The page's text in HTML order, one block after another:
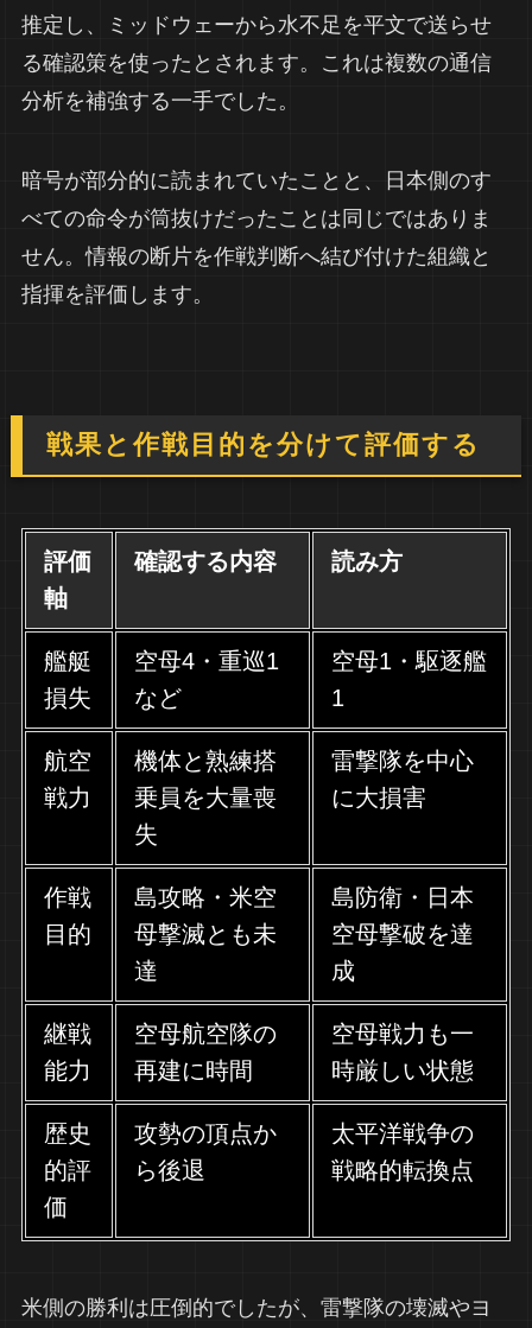
推定し、ミッドウェーから水不足を平文で送らせ
る確認策を使ったとされます。これは複数の通信
分析を補強する一手でした。
暗号が部分的に読まれていたことと、日本側のす
べての命令が筒抜けだったことは同じではありま
せん。情報の断片を作戦判断へ結び付けた組織と
指揮を評価します。
戦果と作戦目的を分けて評価する
評価
軸
確認する内容 読み方
艦艇
損失
空母4・重巡1
など
空母1・駆逐艦
1
航空
戦力
機体と熟練搭
乗員を大量喪
失
雷撃隊を中心
に大損害
作戦
目的
島攻略・米空
母撃滅とも未
達
島防衛・日本
空母撃破を達
成
継戦
能力
空母航空隊の
再建に時間
空母戦力も一
時厳しい状態
歴史
的評
価
攻勢の頂点か
ら後退
太平洋戦争の
戦略的転換点
米側の勝利は圧倒的でしたが、雷撃隊の壊滅やヨ